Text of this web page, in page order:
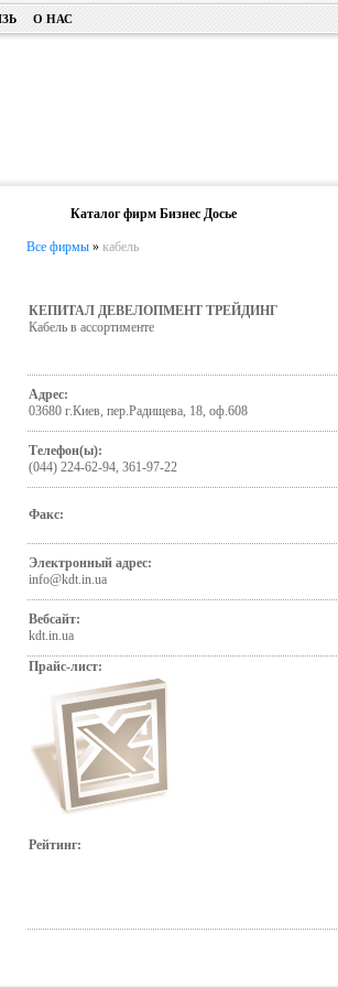
О НАС
Каталог фирм Бизнес Досье
Все фирмы» кабель
КЕПИТАЛ ДЕВЕЛОПМЕНТ ТРЕЙДИНГ
Кабель в ассортименте
Адрес:
03680 г.Киев, пер.Радищева, 18, оф.608
Телефон(ы):
(044) 224-62-94, 361-97-22
Факс:
Электронный адрес:
info@kdt.in.ua
Вебсайт:
kdt.in.ua
Прайс-лист:
Рейтинг: